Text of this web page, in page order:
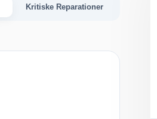
Kritiske Reparationer